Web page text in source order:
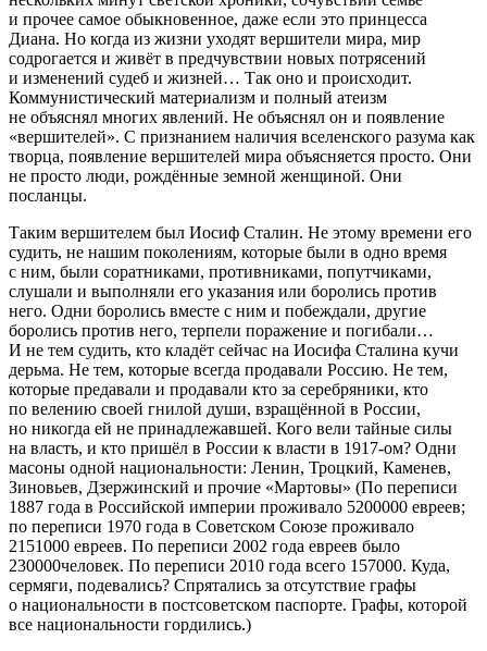
и прочее самое обыкновенное, даже если это принцесса
Диана. Но когда из жизни уходят вершители мира, мир
содрогается и живёт в предчувствии новых потрясений
и изменений судеб и жизней… Так оно и происходит.
Коммунистический материализм и полный атеизм
не объяснял многих явлений. Не объяснял он и появление
«вершителей». С признанием наличия вселенского разума как
творца, появление вершителей мира объясняется просто. Они
не просто люди, рождённые земной женщиной. Они
посланцы.
Таким вершителем был Иосиф Сталин. Не этому времени его
судить, не нашим поколениям, которые были в одно время
с ним, были соратниками, противниками, попутчиками,
слушали и выполняли его указания или боролись против
него. Одни боролись вместе с ним и побеждали, другие
боролись против него, терпели поражение и погибали…
И не тем судить, кто кладёт сейчас на Иосифа Сталина кучи
дерьма. Не тем, которые всегда продавали Россию. Не тем,
которые предавали и продавали кто за серебряники, кто
по велению своей гнилой души, взращённой в России,
но никогда ей не принадлежавшей. Кого вели тайные силы
на власть, и кто пришёл в России к власти в 1917-ом? Одни
масоны одной национальности: Ленин, Троцкий, Каменев,
Зиновьев, Дзержинский и прочие «Мартовы» (По переписи
1887 года в Российской империи проживало 5200000 евреев;
по переписи 1970 года в Советском Союзе проживало
2151000 евреев. По переписи 2002 года евреев было
230000человек. По переписи 2010 года всего 157000. Куда,
сермяги, подевались? Спрятались за отсутствие графы
о национальности в постсоветском паспорте. Графы, которой
все национальности гордились.)